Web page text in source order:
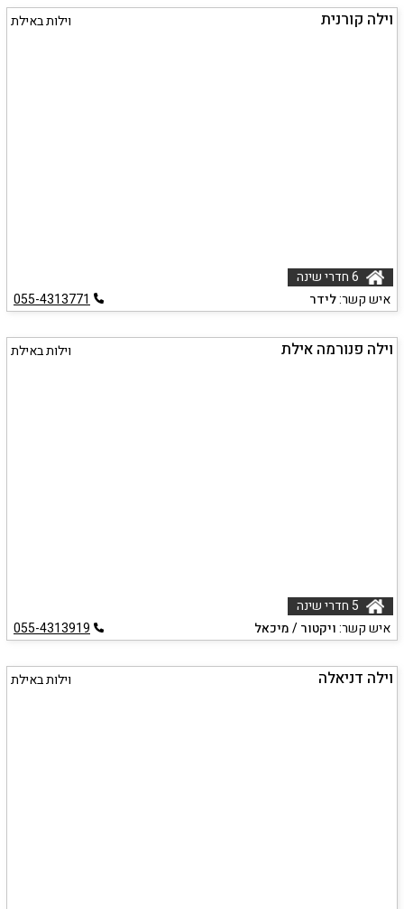
וילה קורנית וילות באילת
איש קשר:לידר 055-4313771
וילה פנורמה אילת וילות באילת
איש קשר:ויקטור / מיכאל 055-4313919
וילה דניאלה וילות באילת